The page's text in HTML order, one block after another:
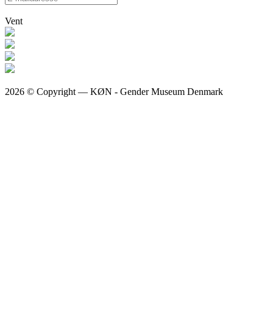
Vent
2026 © Copyright — KØN - Gender Museum Denmark